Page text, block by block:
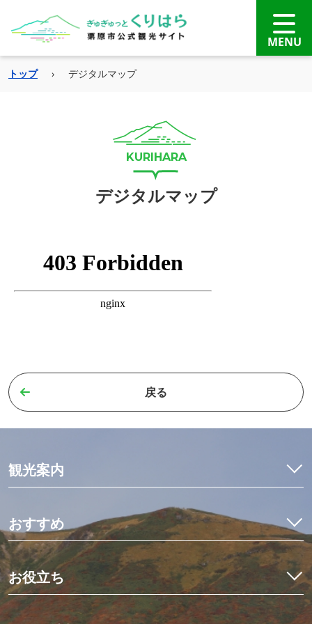
トップ › デジタルマップ
デジタルマップ
戻る
観光案内
モデルコース
観光・体験
宿泊予約
イベント
アクセス
おすすめ
イワナ料理を食べ比べ
初めての栗駒山とカヤック体験
世界にひとつだけのミニ畳作り
星空観測と世界谷地ツアー
お役立ち
くりはらでしたい10のこと